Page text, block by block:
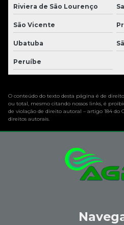
Riviera de São Lourenço
São Vicente
Ubatuba
Peruíbe
O conteúdo do texto desta página é de
ou total, mesmo citando nossos links, é
de violação de direito autoral – artigo 184 do
direitos autorais.